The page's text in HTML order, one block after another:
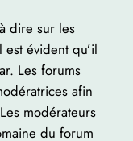
dire sur les
évident qu’il
Les forums
afin
modérateurs
du forum